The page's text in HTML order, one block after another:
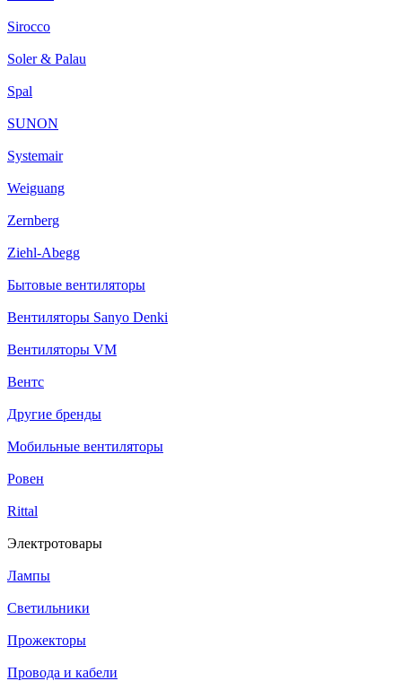
Sirocco
Soler & Palau
Spal
SUNON
Systemair
Weiguang
Zernberg
Ziehl-Abegg
Бытовые вентиляторы
Вентиляторы Sanyo Denki
Вентиляторы VM
Вентс
Другие бренды
Мобильные вентиляторы
Ровен
Rittal
Электротовары
Лампы
Светильники
Прожекторы
Провода и кабели